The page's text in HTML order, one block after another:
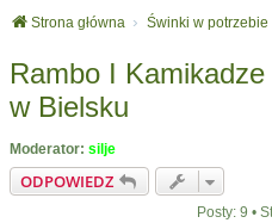
Strona główna Świnki w potrzebie
Rambo I
w Bielsku
Moderator: silje
ODPOWIEDZ
Posty: 9 •